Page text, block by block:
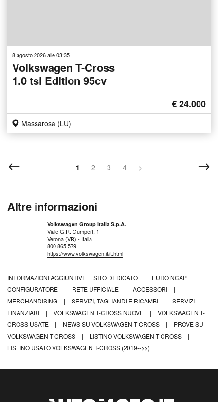
8 agosto 2026 alle 03:35
Volkswagen T-Cross
1.0 tsi Edition 95cv
€ 24.000
Massarosa (LU)
1 2 3 4 >
Altre informazioni
Volkswagen Group Italia S.p.A.
Viale G.R. Gumpert, 1
Verona (VR) - Italia
800 865 579
https://www.volkswagen.it/it.html
INFORMAZIONI AGGIUNTIVE SITO DEDICATO | EURO NCAP
|
CONFIGURATORE
| RETE UFFICIALE | ACCESSORI
|
MERCHANDISING
| SERVIZI, TAGLIANDI E RICAMBI |
SERVIZI
FINANZIARI
| VOLKSWAGEN T-CROSS NUOVE |
VOLKSWAGEN T-
CROSS USATE
| NEWS SU VOLKSWAGEN T-CROSS |
PROVE SU
VOLKSWAGEN T-CROSS
| LISTINO VOLKSWAGEN T-CROSS
|
LISTINO USATO VOLKSWAGEN T-CROSS (2019-->>)